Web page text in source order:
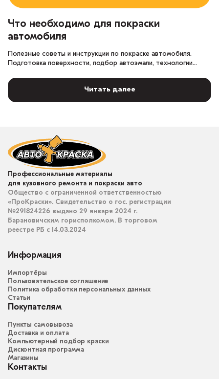
Что необходимо для покраски
автомобиля
Полезные советы и инструкции по покраске автомобиля.
Подготовка поверхности, подбор автоэмали, технологии
Читать далее
Профессиональные материалы
для кузовного ремонта и покраски авто
Общество с ограниченной ответственностью
«ПроКраски». Свидетельство о гос. регистрации
№291824226 выдано 29 января 2024 г.
Барановичским горисполкомом. В торговом
реестре РБ с 14.03.2024
Информация
Импортёры
Пользовательское соглашение
Политика обработки персональных данных
Статьи
Покупателям
Пункты самовывоза
Доставка и оплата
Компьютерный подбор краски
Дисконтная программа
Магазины
Контакты